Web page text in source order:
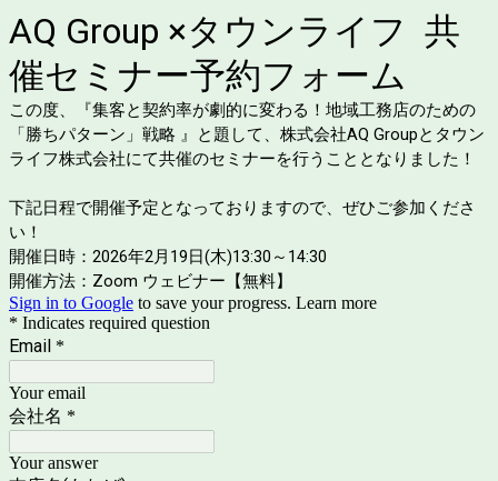
AQ Group ×タウンライフ 共
催セミナー予約フォーム
この度、『集客と契約率が劇的に変わる！地域工務店のための
「勝ちパターン」戦略 』と題して、株式会社AQ Groupとタウン
ライフ株式会社にて共催のセミナーを行うこととなりました！
下記日程で開催予定となっておりますので、ぜひご参加くださ
い！
開催日時：2026年2月19日(木)13:30～14:30
開催方法： Zoom ウェビナー【無料】
Sign in to Google to save your progress. Learn more
* Indicates required question
Email *
Your email
会社名 *
Your answer